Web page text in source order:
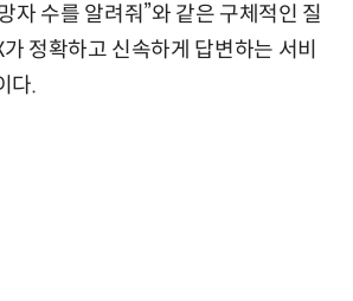
자 수를 알려줘”와 같은 구체적인 질
정확하고 신속하게 답변하는 서비
다.